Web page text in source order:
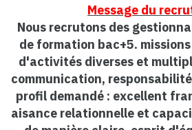
Message du
Nous recrutons des
de formation bac+5.
d'activités diverses et
communication,
profil demandé : excellent
aisance relationnelle et